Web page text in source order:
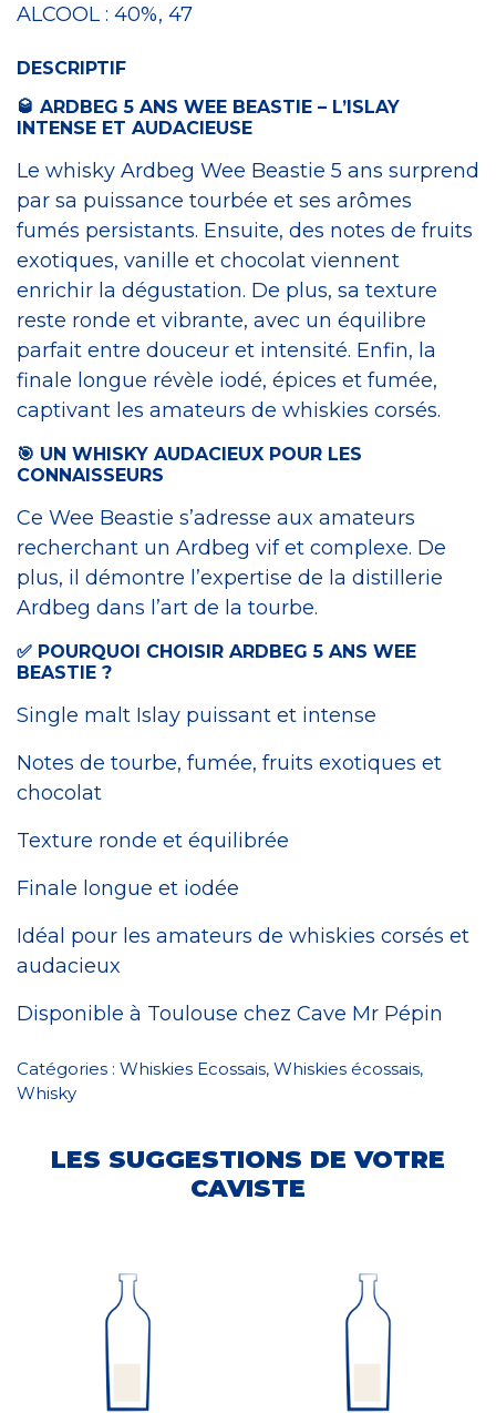
ALCOOL : 40%, 47
DESCRIPTIF
🥃 ARDBEG 5 ANS WEE BEASTIE – L’ISLAY
INTENSE ET AUDACIEUSE
Le whisky Ardbeg Wee Beastie 5 ans surprend
par sa puissance tourbée et ses arômes
fumés persistants. Ensuite, des notes de fruits
exotiques, vanille et chocolat viennent
enrichir la dégustation. De plus, sa texture
reste ronde et vibrante, avec un équilibre
parfait entre douceur et intensité. Enfin, la
finale longue révèle iodé, épices et fumée,
captivant les amateurs de whiskies corsés.
🎯 UN WHISKY AUDACIEUX POUR LES
CONNAISSEURS
Ce Wee Beastie s’adresse aux amateurs
recherchant un Ardbeg vif et complexe. De
plus, il démontre l’expertise de la distillerie
Ardbeg dans l’art de la tourbe.
✅ POURQUOI CHOISIR ARDBEG 5 ANS WEE
BEASTIE ?
Single malt Islay puissant et intense
Notes de tourbe, fumée, fruits exotiques et
chocolat
Texture ronde et équilibrée
Finale longue et iodée
Idéal pour les amateurs de whiskies corsés et
audacieux
Disponible à Toulouse chez Cave Mr Pépin
Catégories : Whiskies Ecossais, Whiskies écossais,
Whisky
LES SUGGESTIONS DE VOTRE
CAVISTE